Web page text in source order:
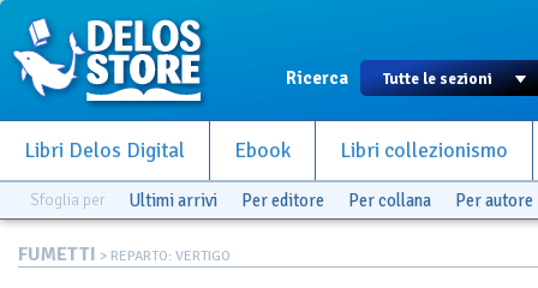
Ricerca
Libri Delos Digital Ebook Libri collezionismo
Sfoglia per Ultimi arrivi Per editore Per collana Per autore
FUMETTI > REPARTO: VERTIGO